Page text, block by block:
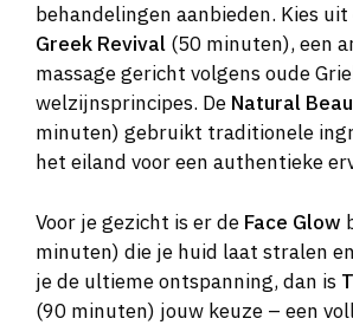
behandelingen aanbieden. Kies uit
Greek Revival (50 minuten), een
massage gericht volgens oude
welzijnsprincipes. De Natural
minuten) gebruikt traditionele
het eiland voor een authentieke
Voor je gezicht is er de Face Glow
minuten) die je huid laat stralen
je de ultieme ontspanning, dan is
(90 minuten) jouw keuze – een